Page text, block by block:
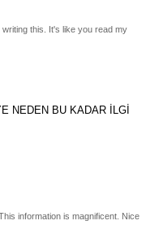
this. It's like you read my
NEDEN BU KADAR İLGİ
information is magnificent. Nice